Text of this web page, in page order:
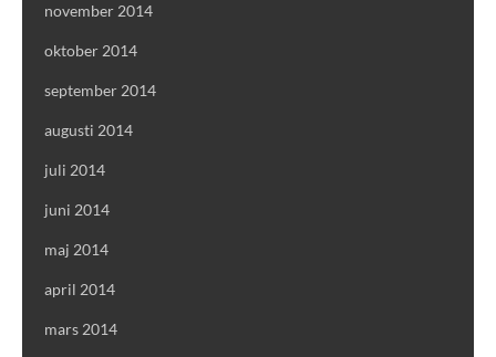
november 2014
oktober 2014
september 2014
augusti 2014
juli 2014
juni 2014
maj 2014
april 2014
mars 2014